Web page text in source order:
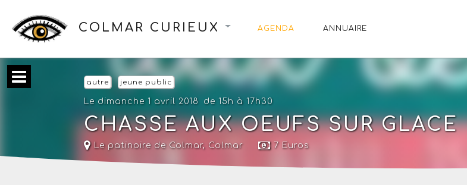
COLMAR CURIEUX AGENDA ANNUAIRE
autre jeune public
Le dimanche 1 avril 2018 de 15h à 17h30
CHASSE AUX OEUFS SUR GLACE
Le patinoire de Colmar, Colmar 7 Euros